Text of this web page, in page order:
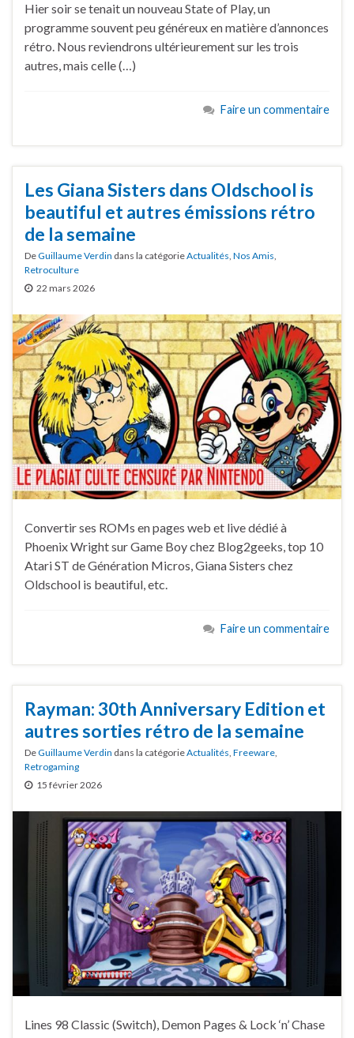
Hier soir se tenait un nouveau State of Play, un
programme souvent peu généreux en matière d’annonces
rétro. Nous reviendrons ultérieurement sur les trois
autres, mais celle (…)
Faire un commentaire
Les Giana Sisters dans Oldschool is
beautiful et autres émissions rétro
de la semaine
DeGuillaume Verdin dans la catégorieActualités Nos Amis
Retroculture
22 mars 2026
Convertir ses ROMs en pages web et live dédié à
Phoenix Wright sur Game Boy chez Blog2geeks, top 10
Atari ST de Génération Micros, Giana Sisters chez
Oldschool is beautiful, etc.
Faire un commentaire
Rayman: 30th Anniversary Edition et
autres sorties rétro de la semaine
DeGuillaume Verdin dans la catégorieActualités Freeware
Retrogaming
15 février 2026
Lines 98 Classic (Switch), Demon Pages & Lock ‘n’ Chase